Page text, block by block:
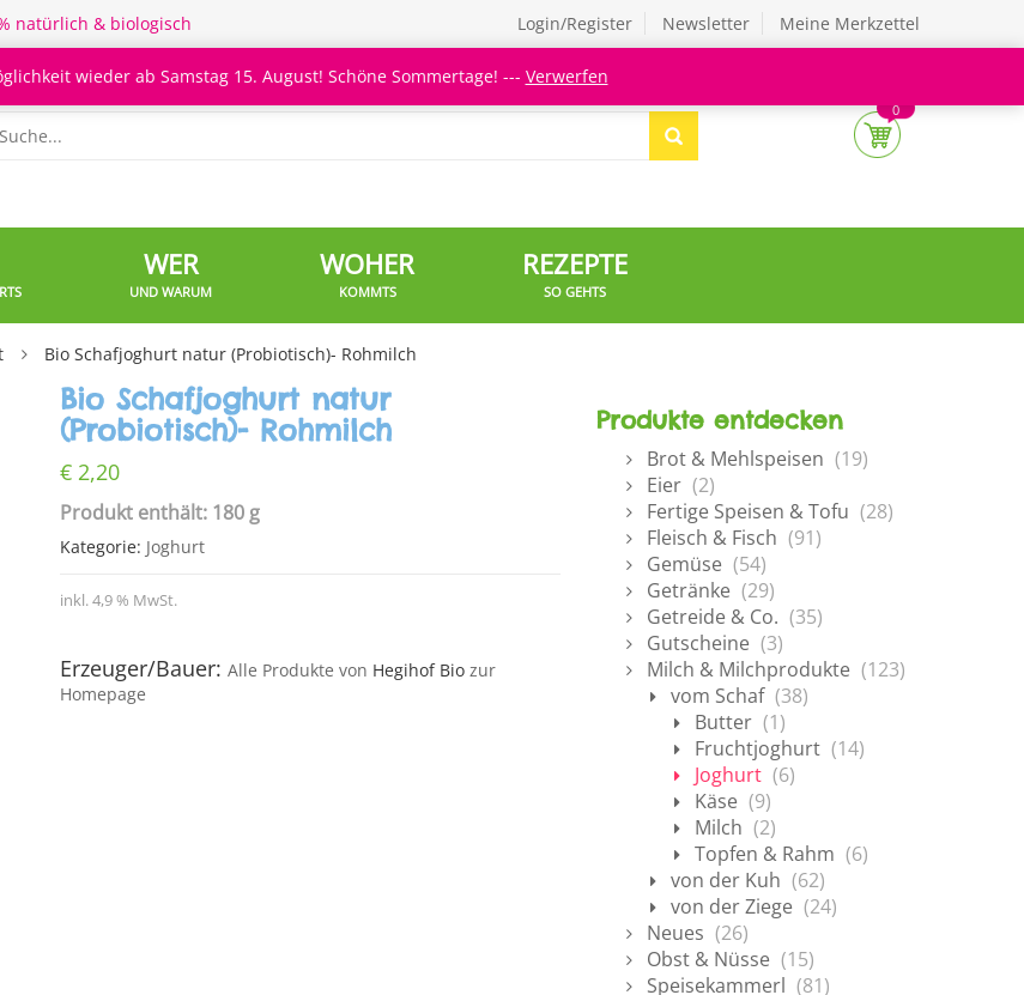
natürlich & biologisch Login/Register Newsletter Meine Merkzettel
0
WER
UND WARUM
WOHER
KOMMTS
REZEPTE
SO GEHTS
Bio Schafjoghurt natur (Probiotisch)- Rohmilch
Bio Schafjoghurt natur
(Probiotisch)- Rohmilch
€ 2,20
Produkt enthält: 180 g
Kategorie: Joghurt
inkl. 4,9 % MwSt.
Erzeuger/Bauer:Alle Produkte von Hegihof Biozur
Homepage
Produkte entdecken
Brot & Mehlspeisen (19)
Eier (2)
Fertige Speisen & Tofu (28)
Fleisch & Fisch (91)
Gemüse (54)
Getränke (29)
Getreide & Co. (35)
Gutscheine (3)
Milch & Milchprodukte (123)
vom Schaf (38)
Butter (1)
Fruchtjoghurt (14)
Joghurt (6)
Käse (9)
Milch (2)
Topfen & Rahm (6)
von der Kuh (62)
von der Ziege (24)
Neues (26)
Obst & Nüsse (15)
Speisekammerl (81)
wieder ab Samstag 15. August! Schöne Sommertage! --- Verwerfen